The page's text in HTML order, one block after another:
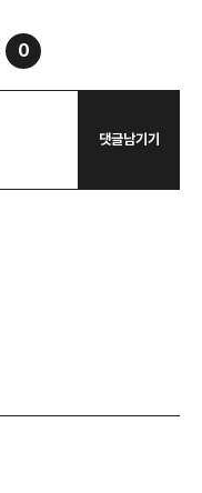
0
댓글남기기